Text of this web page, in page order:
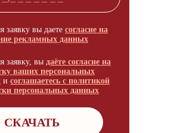
заявку вы даете согласие на
рекламных данных
заявку, вы даёте согласие на
ваших персональных
и соглашаетесь с политикой
персональных данных
СКАЧАТЬ